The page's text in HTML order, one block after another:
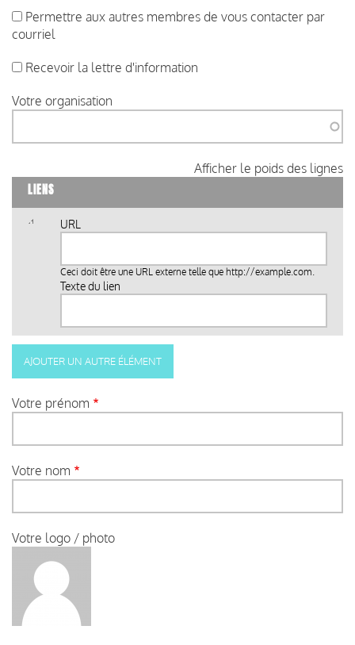
Permettre aux autres membres de vous contacter par
courriel
Recevoir la lettre d'information
Votre organisation
Afficher le poids des lignes
LIENS
URL
Ceci doit être une URL externe telle que http://example.com.
Texte du lien
Votre prénom
Votre nom
Votre logo / photo